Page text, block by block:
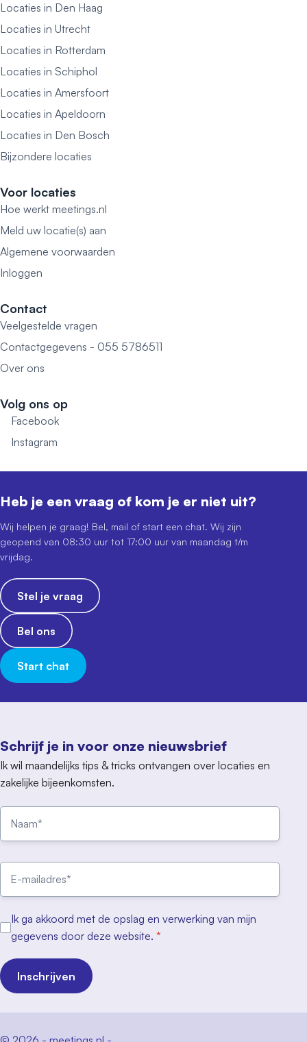
Locaties in Den Haag
Locaties in Utrecht
Locaties in Rotterdam
Locaties in Schiphol
Locaties in Amersfoort
Locaties in Apeldoorn
Locaties in Den Bosch
Bijzondere locaties
Voor locaties
Hoe werkt meetings.nl
Meld uw locatie(s) aan
Algemene voorwaarden
Inloggen
Contact
Veelgestelde vragen
Contactgegevens - 055 5786511
Over ons
Volg ons op
Facebook
Instagram
Schrijf je in voor onze nieuwsbrief
Ik wil maandelijks tips & tricks ontvangen over locaties en
zakelijke bijeenkomsten.
Ik ga akkoord met de opslag en verwerking van mijn
gegevens door deze website. *
Inschrijven
Heb je een vraag of kom je er niet uit?
Wij helpen je graag! Bel, mail of start een chat. Wij zijn
geopend van 08:30 uur tot 17:00 uur van maandag t/m
vrijdag.
Stel je vraag
Bel ons
Start chat